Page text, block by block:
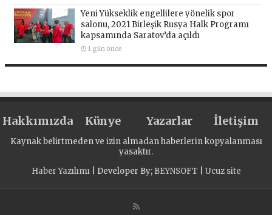
Yeni Yükseklik engellilere yönelik spor
salonu, 2021 Birleşik Rusya Halk Programı
kapsamında Saratov’da açıldı
1 gün önce
Hakkımızda Künye Yazarlar İletişim
Kaynak belirtmeden ve izin almadan haberlerin kopyalanması
yasaktır.
Haber Yazılımı| Developer By; BEYNSOFT Ucuz site